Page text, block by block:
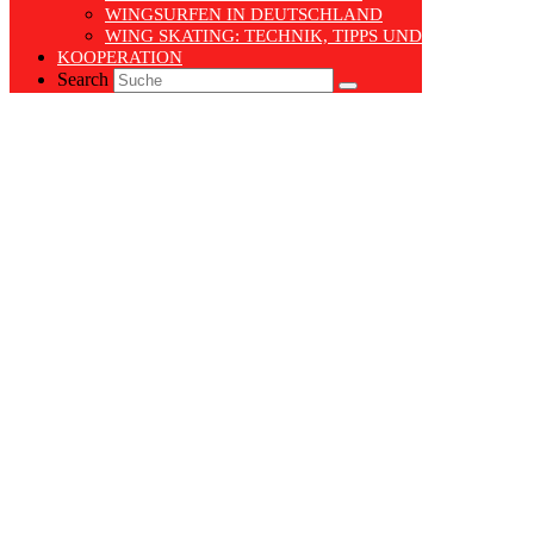
WINGSURFEN IN DEUTSCHLAND
WING SKATING: TECHNIK, TIPPS UND TRENDS
KOOPERATION
Search